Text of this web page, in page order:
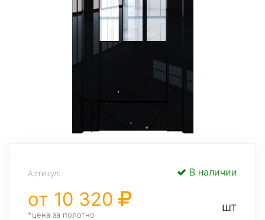
Артикул: В наличии
от 10 320
*цена за полотно
шт